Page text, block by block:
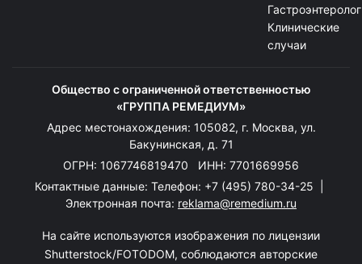
Клинические
случаи
Общество с ограниченной ответственностью
«ГРУППА РЕМЕДИУМ»
Адрес местонахождения: 105082, г. Москва, ул.
Бакунинская, д. 71
ОГРН: 1067746819470 ИНН: 7701669956
Контактные данные: Телефон: +7 (495) 780-34-25
Электронная почта: reklama@remedium.ru
На сайте используются изображения по лицензии
Shutterstock/FOTODOM, соблюдаются авторские